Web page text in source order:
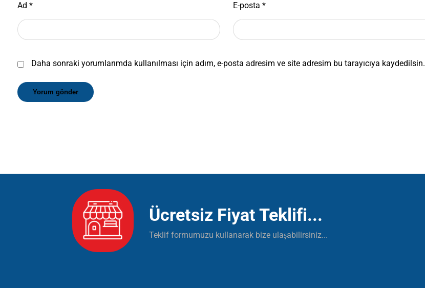
Ad * E-posta*
Daha sonraki yorumlarımda kullanılması için adım, e-posta adresim ve site adresim bu tarayıcıya kaydedilsin.
Yorum gönder
Ücretsiz Fiyat Teklifi...
Teklif formumuzu kullanarak bize ulaşabilirsiniz...